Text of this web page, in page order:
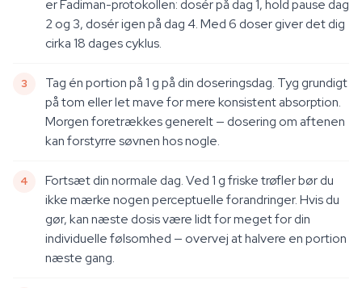
er Fadiman-protokollen: dosér på dag 1, hold pause dag
2 og 3, dosér igen på dag 4. Med 6 doser giver det dig
cirka 18 dages cyklus.
Tag én portion på 1 g på din doseringsdag. Tyg grundigt
på tom eller let mave for mere konsistent absorption.
Morgen foretrækkes generelt — dosering om aftenen
kan forstyrre søvnen hos nogle.
Fortsæt din normale dag. Ved 1 g friske trøfler bør du
ikke mærke nogen perceptuelle forandringer. Hvis du
gør, kan næste dosis være lidt for meget for din
individuelle følsomhed — overvej at halvere en portion
næste gang.